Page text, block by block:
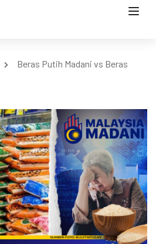
Beras Putih Madani vs Beras